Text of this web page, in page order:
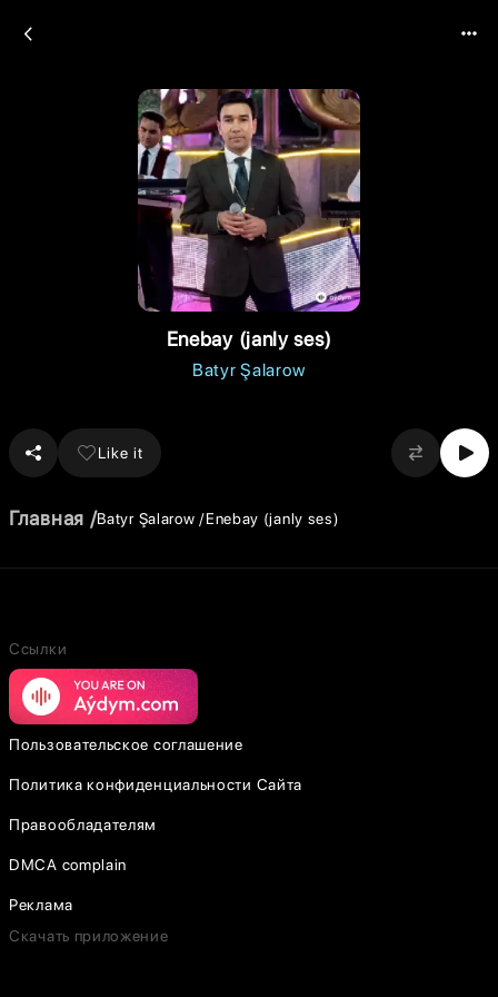
Enebay (janly ses)
Batyr Şalarow
Like it
Главная Batyr Şalarow Enebay (janly ses)
Ссылки
Пользовательское соглашение
Политика конфиденциальности Сайта
Правообладателям
DMCA complain
Реклама
Скачать приложение